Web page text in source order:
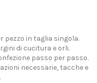
pezzo in taglia singola.
di cucitura e orli.
passo per passo.
necessarie, tacche e